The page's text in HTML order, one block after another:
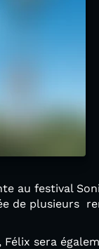
au festival
de plusieurs
Félix sera